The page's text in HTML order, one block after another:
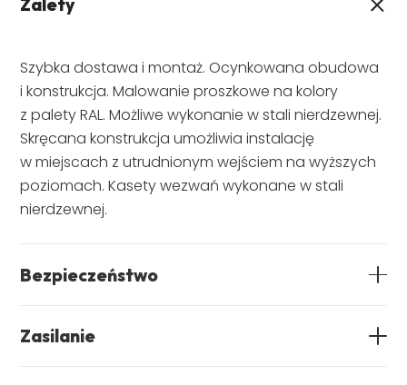
Zalety
Szybka dostawa i montaż. Ocynkowana obudowa
i konstrukcja. Malowanie proszkowe na kolory
z palety RAL. Możliwe wykonanie w stali nierdzewnej.
Skręcana konstrukcja umożliwia instalację
w miejscach z utrudnionym wejściem na wyższych
poziomach. Kasety wezwań wykonane w stali
nierdzewnej.
Bezpieczeństwo
Zasilanie